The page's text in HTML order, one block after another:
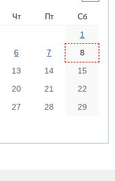
Чт Пт Сб
1
6 7
8
13 14
15
20 21
22
27 28
29